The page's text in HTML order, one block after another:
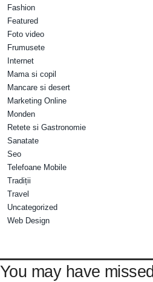
Fashion
Featured
Foto video
Frumusete
Internet
Mama si copil
Mancare si desert
Marketing Online
Monden
Retete si Gastronomie
Sanatate
Seo
Telefoane Mobile
Tradiții
Travel
Uncategorized
Web Design
You may have missed